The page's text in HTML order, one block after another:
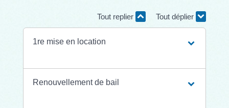
Tout replier Tout déplier
1re mise en location
Renouvellement de bail